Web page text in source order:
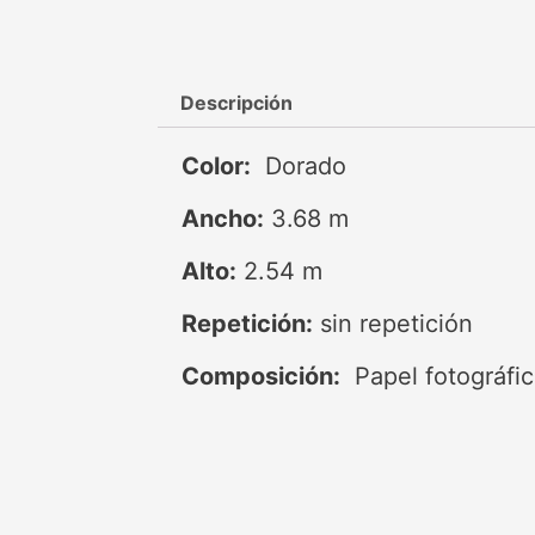
Descripción
Color: Dorado
Ancho: 3.68 m
Alto: 2.54 m
Repetición: sin repetición
Composición: Papel